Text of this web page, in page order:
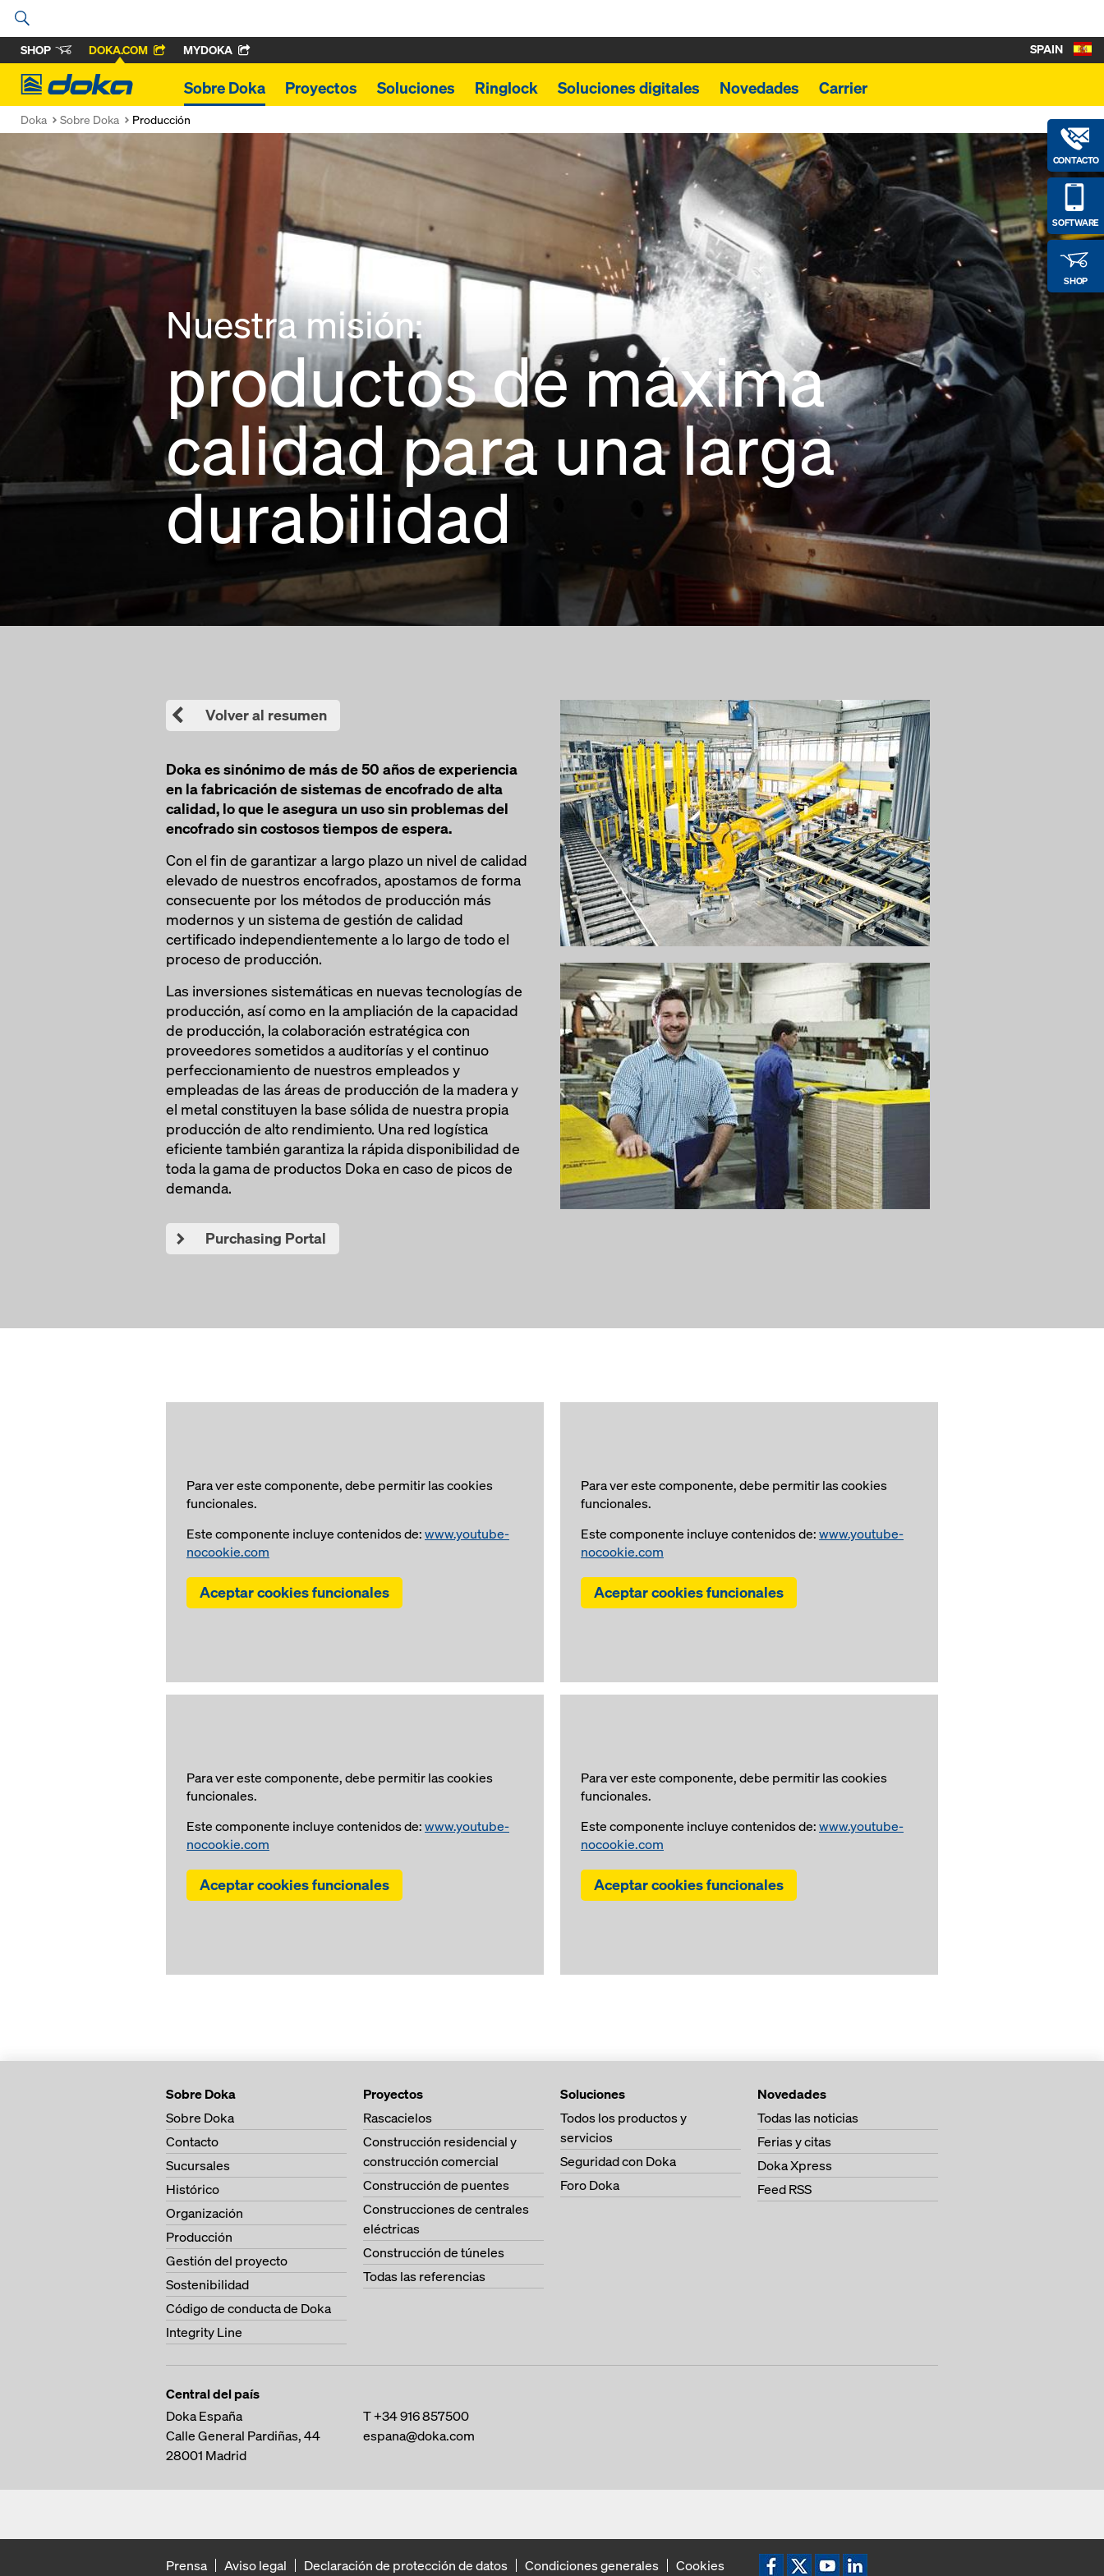
SHOP DOKA.COM MYDOKA
Doka
Sobre Doka Proyectos Soluciones Ringlock Soluciones digitales Novedades Carrier
CONTACTO
SOFTWARE
SHOP
SPAIN
Doka Sobre Doka Producción
Nuestra misión:
productos de máxima
calidad para una larga
durabilidad
Volver al resumen
Doka es sinónimo de más de 50 años de experiencia
en la fabricación de sistemas de encofrado de alta
calidad, lo que le asegura un uso sin problemas del
encofrado sin costosos tiempos de espera.
Con el fin de garantizar a largo plazo un nivel de calidad
elevado de nuestros encofrados, apostamos de forma
consecuente por los métodos de producción más
modernos y un sistema de gestión de calidad
certificado independientemente a lo largo de todo el
proceso de producción.
Las inversiones sistemáticas en nuevas tecnologías de
producción, así como en la ampliación de la capacidad
de producción, la colaboración estratégica con
proveedores sometidos a auditorías y el continuo
perfeccionamiento de nuestros empleados y
empleadas de las áreas de producción de la madera y
el metal constituyen la base sólida de nuestra propia
producción de alto rendimiento. Una red logística
eficiente también garantiza la rápida disponibilidad de
toda la gama de productos Doka en caso de picos de
demanda.
Purchasing Portal
Para ver este componente, debe permitir las cookies
funcionales.
Este componente incluye contenidos de:www.youtube-
nocookie.com
Aceptar cookies funcionales
Para ver este componente, debe permitir las cookies
funcionales.
Este componente incluye contenidos de:www.youtube-
nocookie.com
Aceptar cookies funcionales
Para ver este componente, debe permitir las cookies
funcionales.
Este componente incluye contenidos de:www.youtube-
nocookie.com
Aceptar cookies funcionales
Para ver este componente, debe permitir las cookies
funcionales.
Este componente incluye contenidos de:www.youtube-
nocookie.com
Aceptar cookies funcionales
Sobre Doka
Sobre Doka
Contacto
Sucursales
Histórico
Organización
Producción
Gestión del proyecto
Sostenibilidad
Código de conducta de Doka
Integrity Line
Proyectos
Rascacielos
Construcción residencial y
construcción comercial
Construcción de puentes
Construcciones de centrales
eléctricas
Construcción de túneles
Todas las referencias
Soluciones
Todos los productos y
servicios
Seguridad con Doka
Foro Doka
Novedades
Todas las noticias
Ferias y citas
Doka Xpress
Feed RSS
Central del país
Doka España
Calle General Pardiñas, 44
28001 Madrid
T+34 916 857500
espana@doka.com
Prensa Aviso legal Declaración de protección de datos Condiciones generales Cookies Icon Facebook
Icon Twitter
Icon YouTube
YouTube LinkedIn